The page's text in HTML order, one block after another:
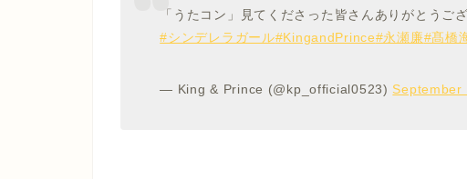
「うたコン」見てくださった皆さんありがとうご
#シンデレラガール#KingandPrince#永瀬廉#髙橋
— King & Prince (@kp_official0523) September